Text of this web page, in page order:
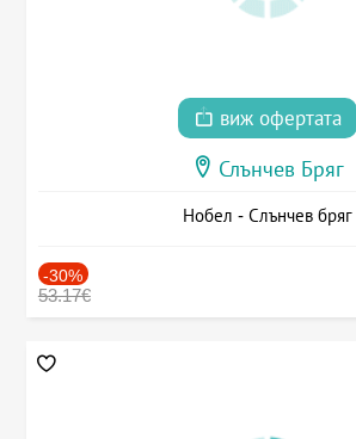
виж офертата
Слънчев Бряг
Нобел - Слънчев бряг
-30%
53.17€